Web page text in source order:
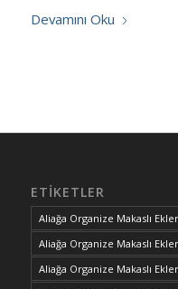
Devamını Oku
ETIKETLER
Aliağa Organize Makaslı
Aliağa Organize Makaslı
Aliağa Organize Makaslı